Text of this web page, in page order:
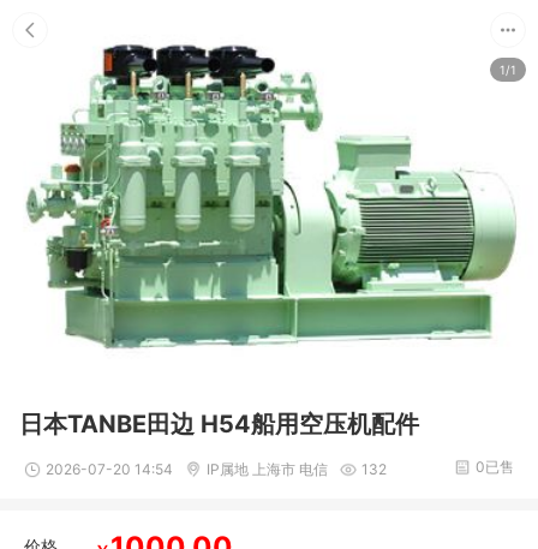
1/1
日本TANBE田边 H54船用空压机配件
2026-07-20 14:54 IP属地 上海市 电信 132 0已售